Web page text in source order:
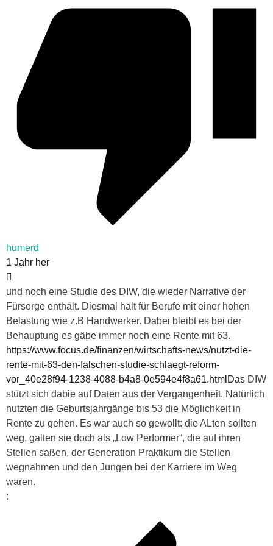
humerd
1 Jahr her
und noch eine Studie des DIW, die wieder Narrative der
Fürsorge enthält. Diesmal halt für Berufe mit einer hohen
Belastung wie z.B Handwerker. Dabei bleibt es bei der
Behauptung es gäbe immer noch eine Rente mit 63.
https://www.focus.de/finanzen/wirtschafts-news/nutzt-die-
rente-mit-63-den-falschen-studie-schlaegt-reform-
vor_40e28f94-1238-4088-b4a8-0e594e4f8a61.htmlDas DIW
stützt sich dabie auf Daten aus der Vergangenheit. Natürlich
nutzten die Geburtsjahrgänge bis 53 die Möglichkeit in
Rente zu gehen. Es war auch so gewollt: die ALten sollten
weg, galten sie doch als „Low Performer“, die auf ihren
Stellen saßen, der Generation Praktikum die Stellen
wegnahmen und den Jungen bei der Karriere im Weg
waren.
: